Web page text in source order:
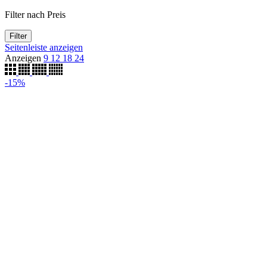
Filter nach Preis
Filter
Seitenleiste anzeigen
Anzeigen 9 12 18 24
-15%